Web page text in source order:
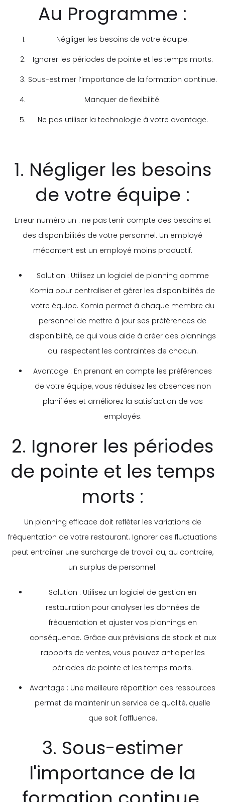
Au Programme :
Négliger les besoins de votre équipe.
Ignorer les périodes de pointe et les temps morts.
Sous-estimer l’importance de la formation continue.
Manquer de flexibilité.
Ne pas utiliser la technologie à votre avantage.
1. Négliger les besoins
de votre équipe :
Erreur numéro un : ne pas tenir compte des besoins et
des disponibilités de votre personnel. Un employé
mécontent est un employé moins productif.
Solution : Utilisez un logiciel de planning comme
Komia pour centraliser et gérer les disponibilités de
votre équipe. Komia permet à chaque membre du
personnel de mettre à jour ses préférences de
disponibilité, ce qui vous aide à créer des plannings
qui respectent les contraintes de chacun.
Avantage : En prenant en compte les préférences
de votre équipe, vous réduisez les absences non
planifiées et améliorez la satisfaction de vos
employés.
2. Ignorer les périodes
de pointe et les temps
morts :
Un planning efficace doit refléter les variations de
fréquentation de votre restaurant. Ignorer ces fluctuations
peut entraîner une surcharge de travail ou, au contraire,
un surplus de personnel.
Solution : Utilisez un logiciel de gestion en
restauration pour analyser les données de
fréquentation et ajuster vos plannings en
conséquence. Grâce aux prévisions de stock et aux
rapports de ventes, vous pouvez anticiper les
périodes de pointe et les temps morts.
Avantage : Une meilleure répartition des ressources
permet de maintenir un service de qualité, quelle
que soit l'affluence.
3. Sous-estimer
l'importance de la